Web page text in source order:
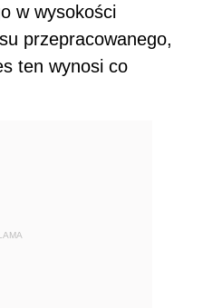
w wysokości
przepracowanego,
ten wynosi co